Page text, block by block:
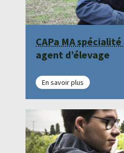
CAPa MA
agent d’élevage
En savoir plus